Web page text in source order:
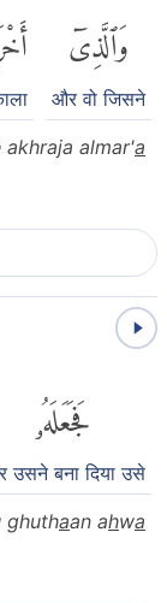
وَٱلَّذِىٓ
और वो जिसने
akhraja almar'a
فَجَعَلَهُۥ
उसने बना दिया उसे
ghuthaan ahwa